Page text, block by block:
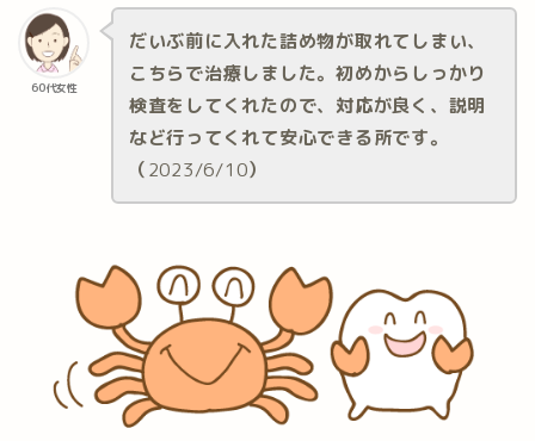
60代女性
だいぶ前に入れた詰め物が取れてしまい、
こちらで治療しました。初めからしっかり
検査をしてくれたので、対応が良く、説明
など行ってくれて安心できる所です。
（2023/6/10）